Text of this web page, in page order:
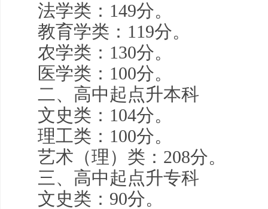
法学类：149分。
教育学类：119分。
农学类：130分。
医学类：100分。
二、高中起点升本科
文史类：104分。
理工类：100分。
艺术（理）类：208分。
三、高中起点升专科
文史类：90分。